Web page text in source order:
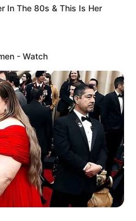
In The 80s & This Is Her
- Watch